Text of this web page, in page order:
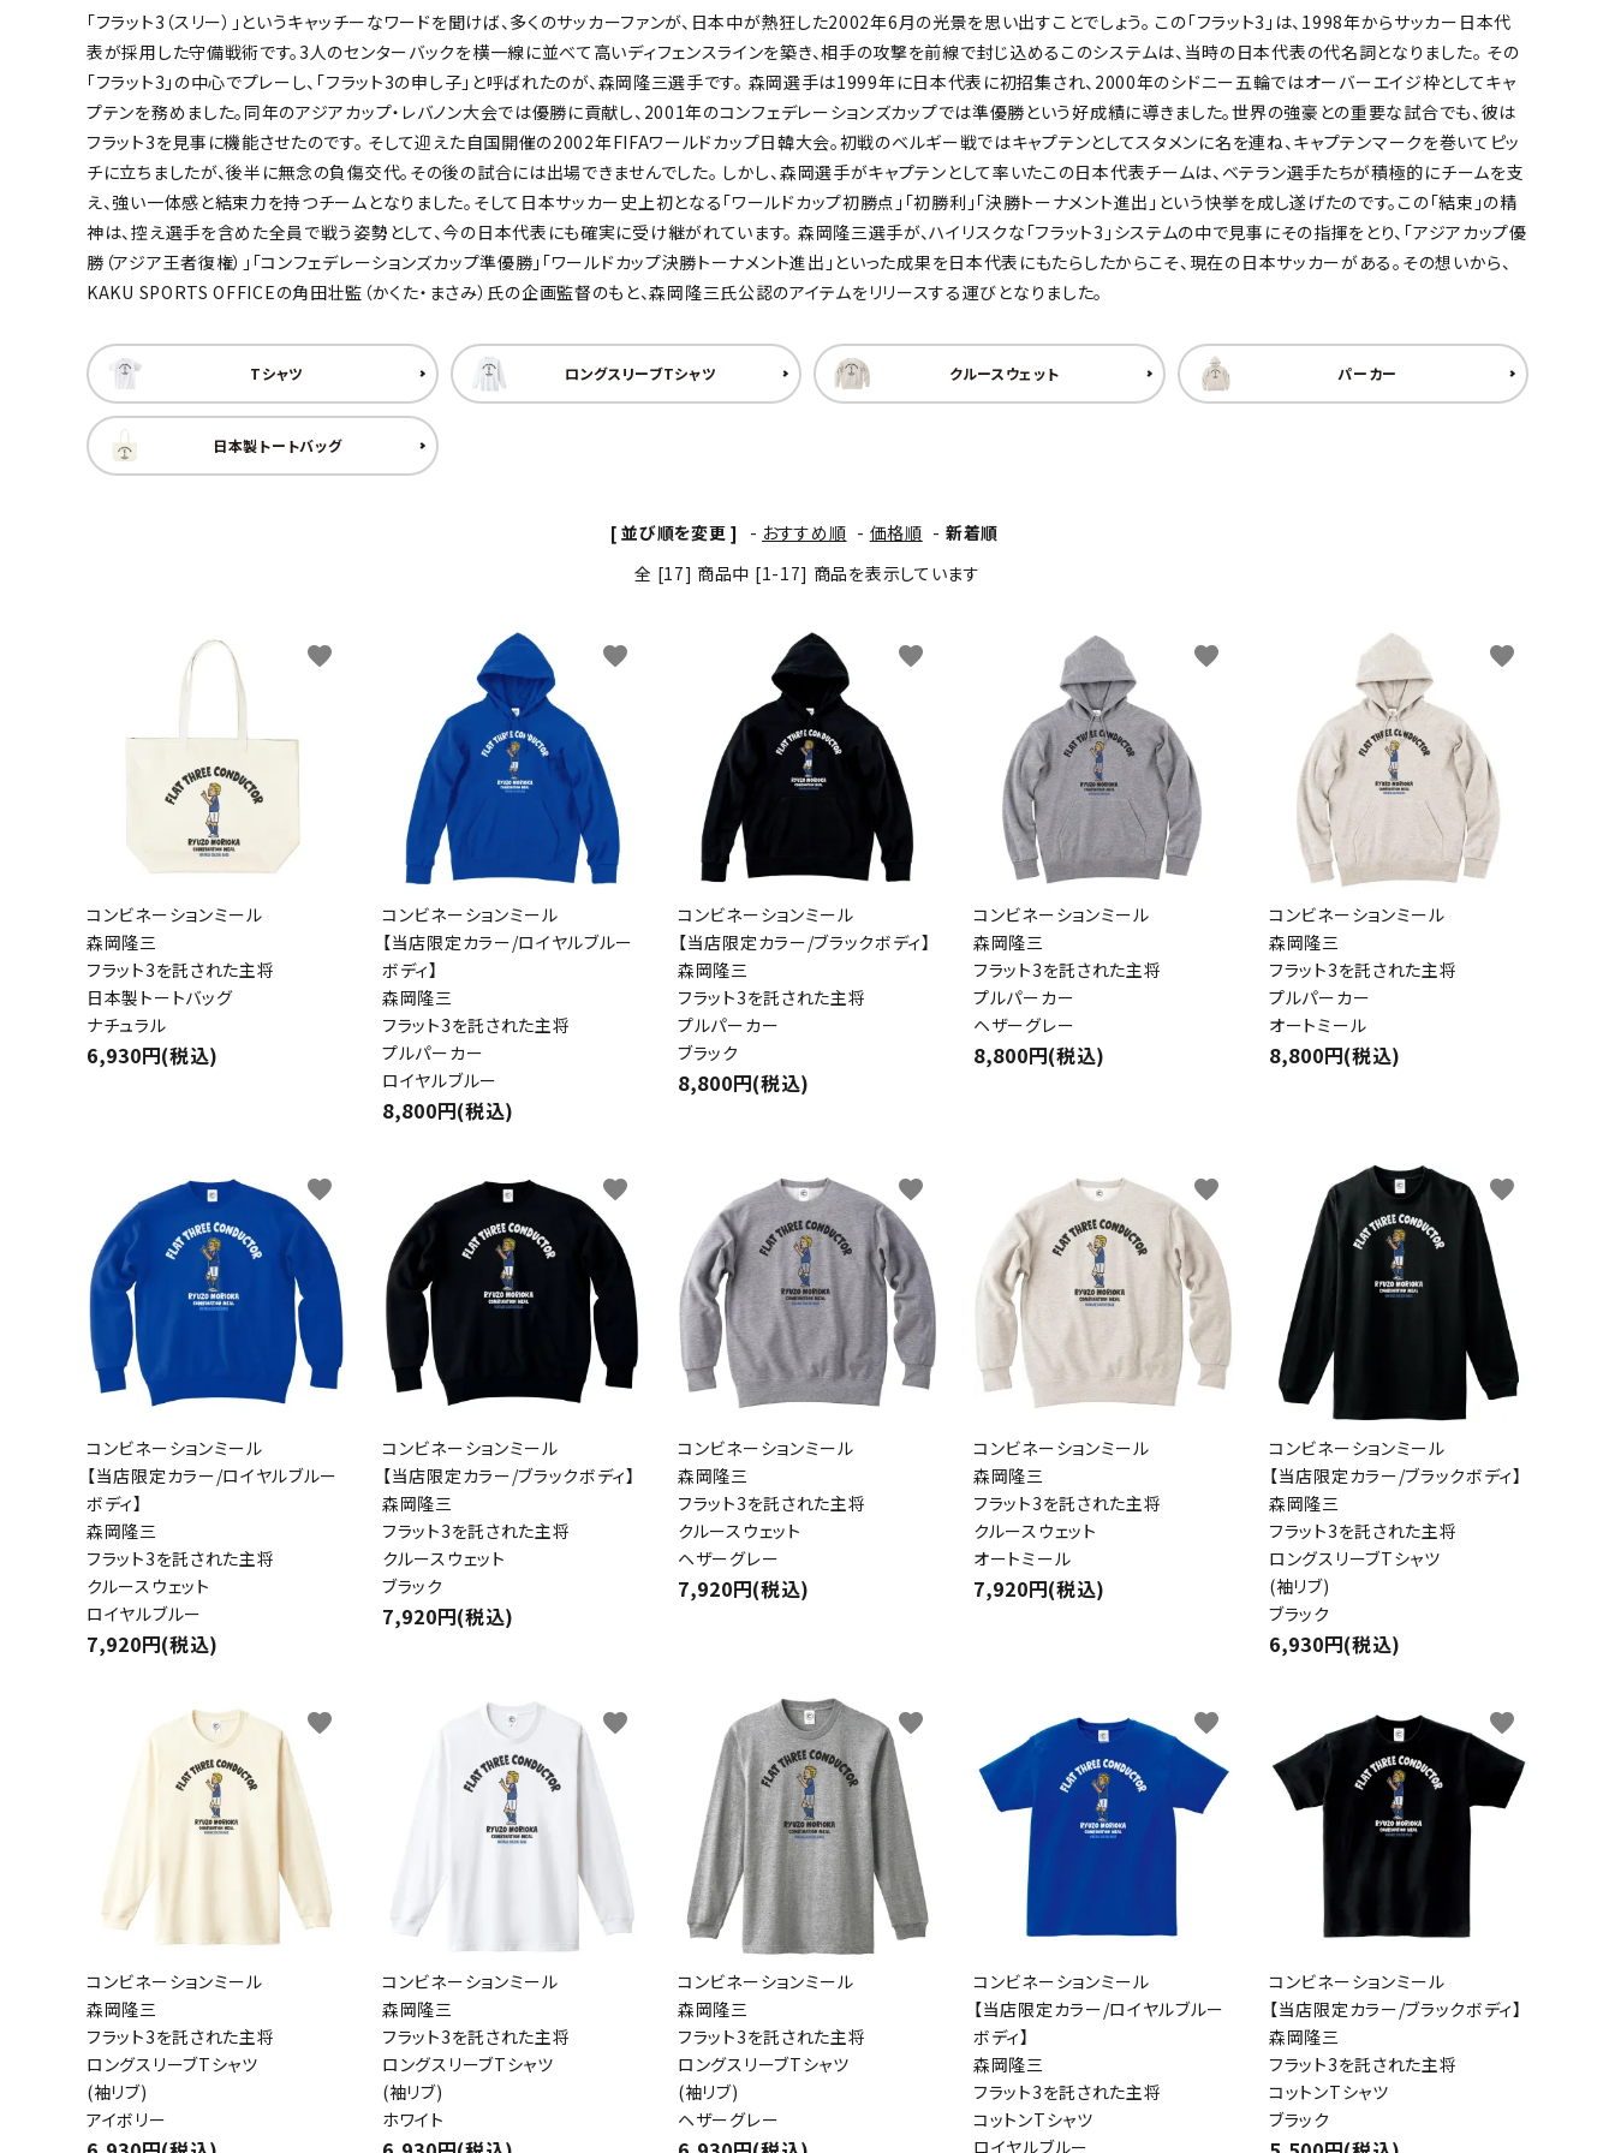
キャンベル料理長 湘南のわんこディオゴくん
「フラット3（スリー）」というキャッチーなワードを聞けば、多くのサッカーファンが、日本中が熱狂した2002年6月の光景を思い出すことでしょう。 この「フラット3」は、1998年からサッカー日本代
表が採用した守備戦術です。3人のセンターバックを横一線に並べて高いディフェンスラインを築き、相手の攻撃を前線で封じ込めるこのシステムは、当時の日本代表の代名詞となりました。 その
「フラット3」の中心でプレーし、「フラット3の申し子」と呼ばれたのが、森岡隆三選手です。 森岡選手は1999年に日本代表に初招集され、2000年のシドニー五輪ではオーバーエイジ枠としてキャ
プテンを務めました。同年のアジアカップ・レバノン大会では優勝に貢献し、2001年のコンフェデレーションズカップでは準優勝という好成績に導きました。世界の強豪との重要な試合でも、彼は
フラット3を見事に機能させたのです。 そして迎えた自国開催の2002年FIFAワールドカップ日韓大会。初戦のベルギー戦ではキャプテンとしてスタメンに名を連ね、キャプテンマークを巻いてピッ
チに立ちましたが、後半に無念の負傷交代。その後の試合には出場できませんでした。 しかし、森岡選手がキャプテンとして率いたこの日本代表チームは、ベテラン選手たちが積極的にチームを支
え、強い一体感と結束力を持つチームとなりました。そして日本サッカー史上初となる「ワールドカップ初勝点」「初勝利」「決勝トーナメント進出」という快挙を成し遂げたのです。この「結束」の精
神は、控え選手を含めた全員で戦う姿勢として、今の日本代表にも確実に受け継がれています。 森岡隆三選手が、ハイリスクな「フラット3」システムの中で見事にその指揮をとり、「アジアカップ優
勝（アジア王者復権）」「コンフェデレーションズカップ準優勝」「ワールドカップ決勝トーナメント進出」といった成果を日本代表にもたらしたからこそ、現在の日本サッカーがある。その想いから、
KAKU SPORTS OFFICEの角田壮監（かくた・まさみ）氏の企画監督のもと、森岡隆三氏公認のアイテムをリリースする運びとなりました。
Tシャツ ロングスリーブTシャツ クルースウェット パーカー
日本製トートバッグ
[ 並び順を変更 ] - おすすめ順 - 価格順 - 新着順
全 [17] 商品中 [1-17] 商品を表示しています
コンビネーションミール
森岡隆三
フラット3を託された主将
日本製トートバッグ
ナチュラル
6,930円(税込)
favorite
コンビネーションミール
【当店限定カラー/ロイヤルブルー
ボディ】
森岡隆三
フラット3を託された主将
プルパーカー
ロイヤルブルー
8,800円(税込)
favorite
コンビネーションミール
【当店限定カラー/ブラックボディ】
森岡隆三
フラット3を託された主将
プルパーカー
ブラック
8,800円(税込)
favorite
コンビネーションミール
森岡隆三
フラット3を託された主将
プルパーカー
ヘザーグレー
8,800円(税込)
favorite
コンビネーションミール
森岡隆三
フラット3を託された主将
プルパーカー
オートミール
8,800円(税込)
favorite
コンビネーションミール
【当店限定カラー/ロイヤルブルー
ボディ】
森岡隆三
フラット3を託された主将
クルースウェット
ロイヤルブルー
7,920円(税込)
favorite
コンビネーションミール
【当店限定カラー/ブラックボディ】
森岡隆三
フラット3を託された主将
クルースウェット
ブラック
7,920円(税込)
favorite
コンビネーションミール
森岡隆三
フラット3を託された主将
クルースウェット
ヘザーグレー
7,920円(税込)
favorite
コンビネーションミール
森岡隆三
フラット3を託された主将
クルースウェット
オートミール
7,920円(税込)
favorite
コンビネーションミール
【当店限定カラー/ブラックボディ】
森岡隆三
フラット3を託された主将
ロングスリーブTシャツ
(袖リブ)
ブラック
6,930円(税込)
favorite
コンビネーションミール
森岡隆三
フラット3を託された主将
ロングスリーブTシャツ
(袖リブ)
アイボリー
favorite
コンビネーションミール
森岡隆三
フラット3を託された主将
ロングスリーブTシャツ
(袖リブ)
ホワイト
favorite
コンビネーションミール
森岡隆三
フラット3を託された主将
ロングスリーブTシャツ
(袖リブ)
ヘザーグレー
favorite
コンビネーションミール
【当店限定カラー/ロイヤルブルー
ボディ】
森岡隆三
フラット3を託された主将
コットンTシャツ
ロイヤルブルー
favorite
コンビネーションミール
【当店限定カラー/ブラックボディ】
森岡隆三
フラット3を託された主将
コットンTシャツ
ブラック
favorite